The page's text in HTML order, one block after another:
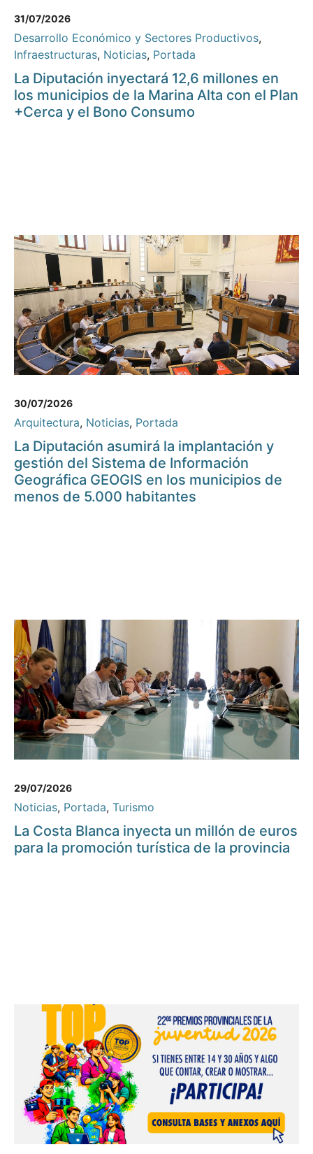
31/07/2026
Desarrollo Económico y Sectores Productivos,
Infraestructuras, Noticias, Portada
La Diputación inyectará 12,6 millones en
los municipios de la Marina Alta con el Plan
+Cerca y el Bono Consumo
30/07/2026
Arquitectura, Noticias, Portada
La Diputación asumirá la implantación y
gestión del Sistema de Información
Geográfica GEOGIS en los municipios de
menos de 5.000 habitantes
29/07/2026
Noticias, Portada, Turismo
La Costa Blanca inyecta un millón de euros
para la promoción turística de la provincia